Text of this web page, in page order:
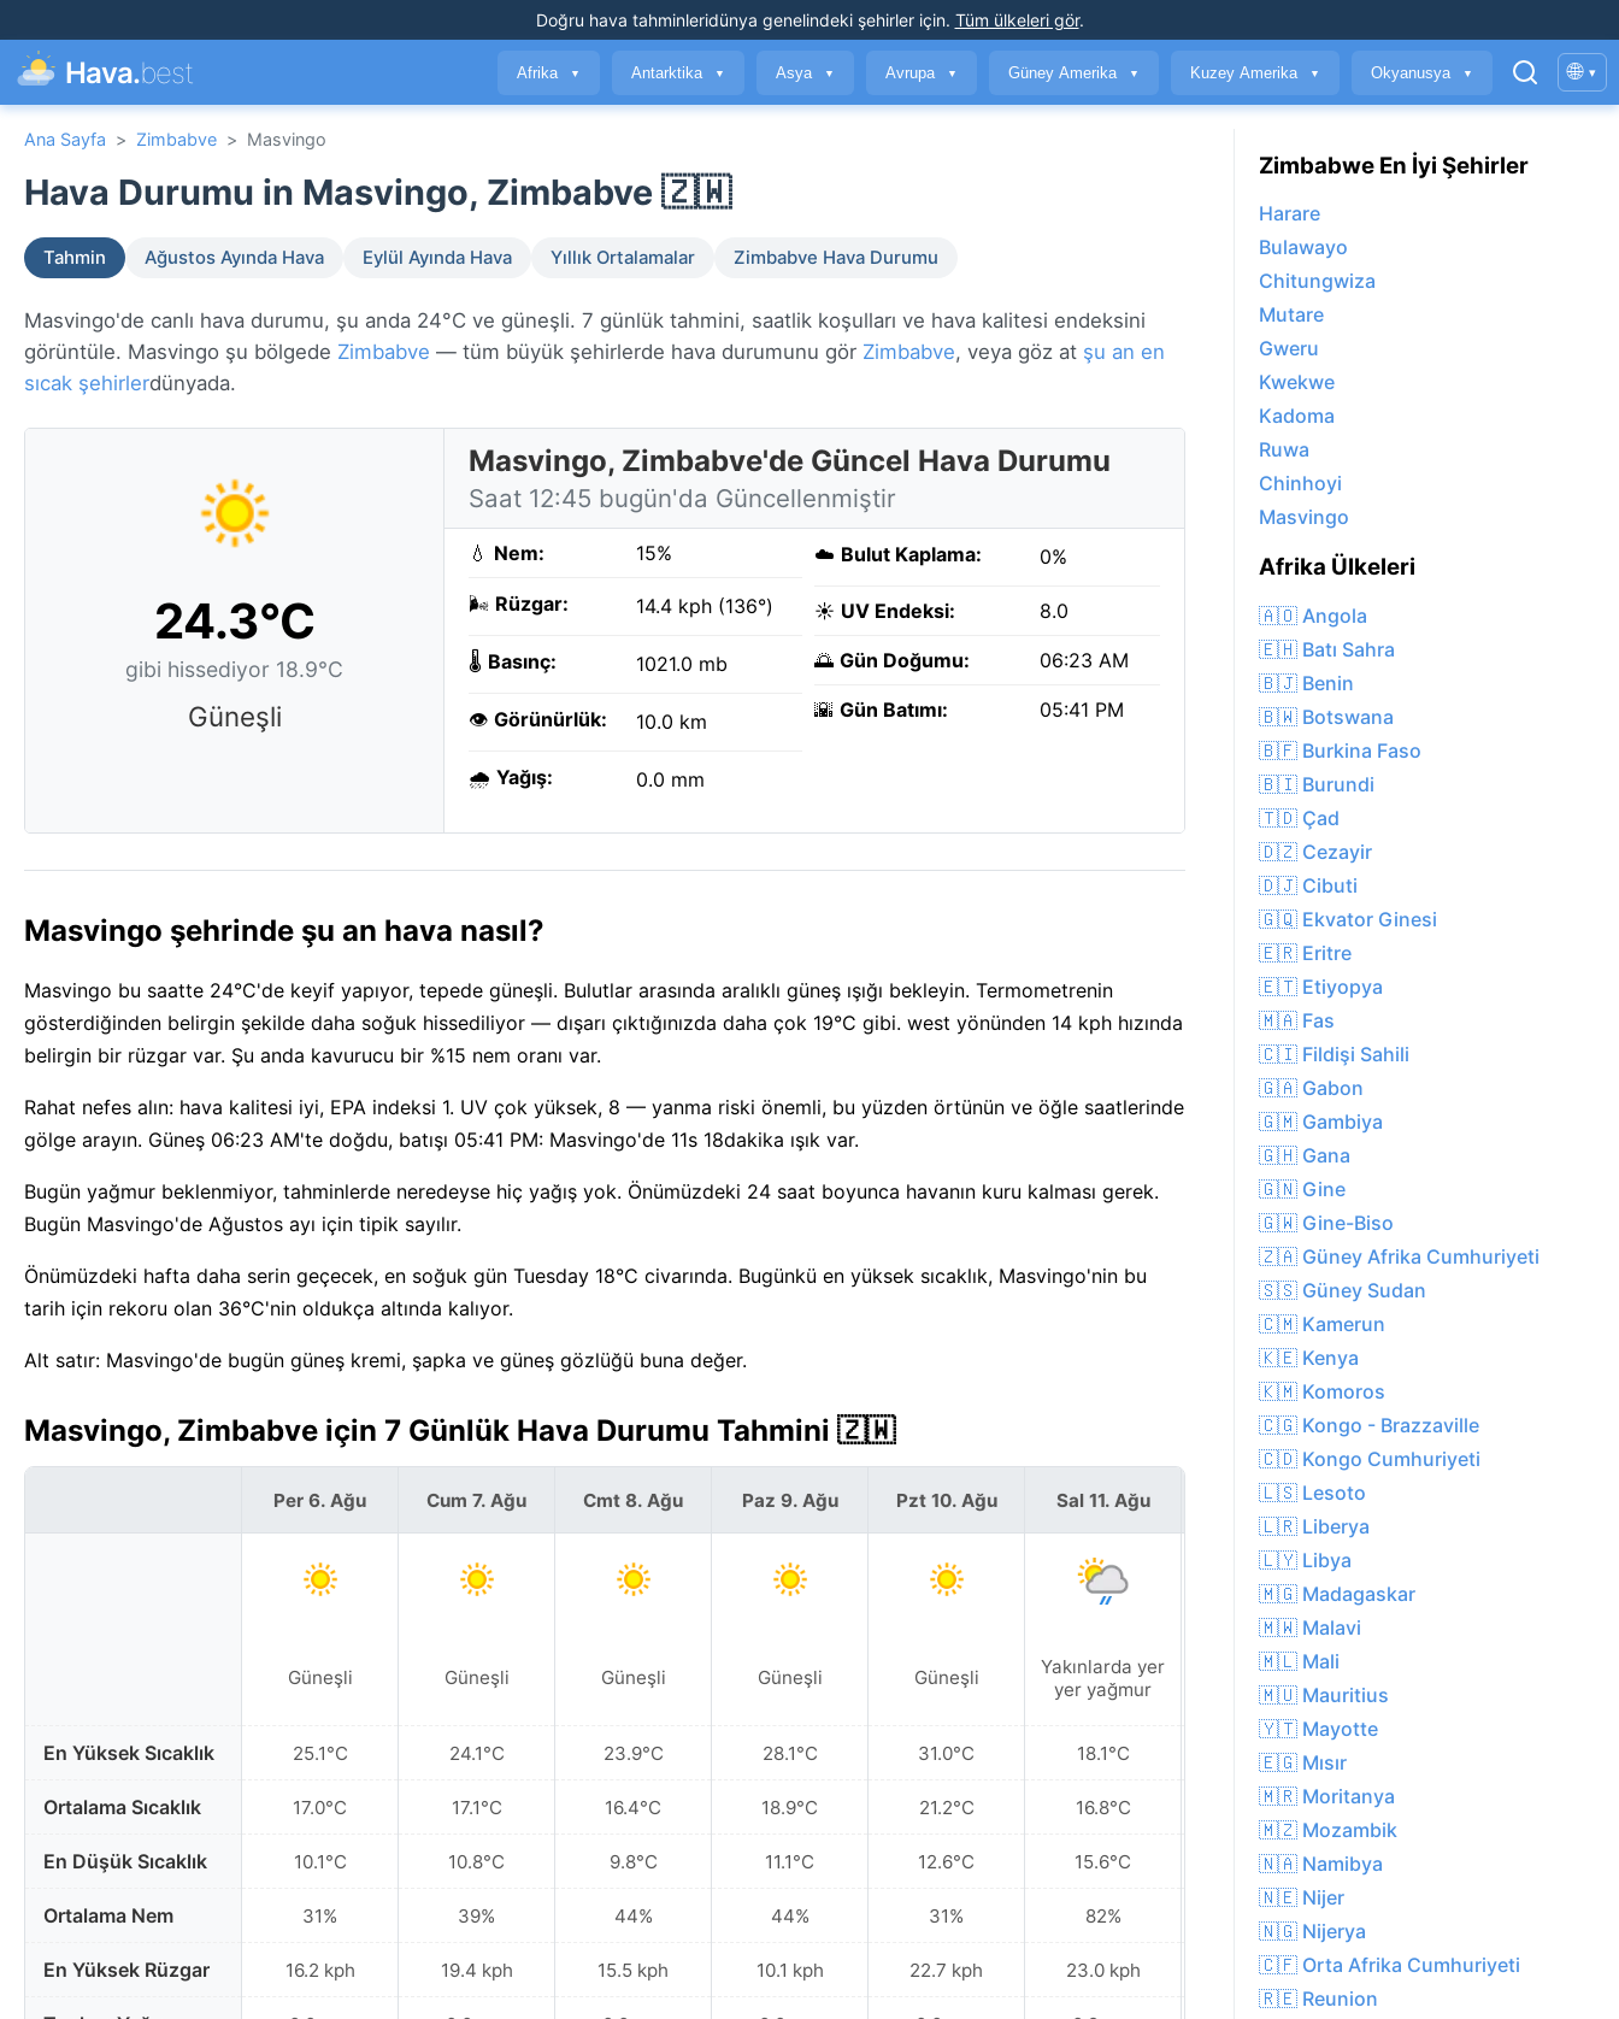
Doğru hava tahminleridünya genelindeki şehirler için. Tüm ülkeleri gör.
Hava.best Afrika ▼ Antarktika ▼ Asya ▼ Avrupa ▼ Güney Amerika ▼ Kuzey Amerika ▼ Okyanusya ▼ 🌐 ▾
Ana Sayfa > Zimbabve > Masvingo
Hava Durumu in Masvingo, Zimbabve 🇿🇼
Tahmin Ağustos Ayında Hava Eylül Ayında Hava Yıllık Ortalamalar Zimbabve Hava Durumu
Masvingo'de canlı hava durumu, şu anda 24°C ve güneşli. 7 günlük tahmini, saatlik koşulları ve hava kalitesi endeksini
görüntüle. Masvingo şu bölgede Zimbabve — tüm büyük şehirlerde hava durumunu gör Zimbabve, veya göz at şu an en
sıcak şehirlerdünyada.
24.3°C
gibi hissediyor 18.9°C
Güneşli
Masvingo, Zimbabve'de Güncel Hava Durumu
Saat 12:45 bugün'da Güncellenmiştir
💧 Nem: 15%
🌬️ Rüzgar: 14.4 kph (136°)
🌡️ Basınç: 1021.0 mb
👁️ Görünürlük: 10.0 km
🌧️ Yağış: 0.0 mm
☁️ Bulut Kaplama: 0%
☀️ UV Endeksi: 8.0
🌅 Gün Doğumu: 06:23 AM
🌇 Gün Batımı: 05:41 PM
Masvingo şehrinde şu an hava nasıl?
Masvingo bu saatte 24°C'de keyif yapıyor, tepede güneşli. Bulutlar arasında aralıklı güneş ışığı bekleyin. Termometrenin
gösterdiğinden belirgin şekilde daha soğuk hissediliyor — dışarı çıktığınızda daha çok 19°C gibi. west yönünden 14 kph hızında
belirgin bir rüzgar var. Şu anda kavurucu bir %15 nem oranı var.
Rahat nefes alın: hava kalitesi iyi, EPA indeksi 1. UV çok yüksek, 8 — yanma riski önemli, bu yüzden örtünün ve öğle saatlerinde
gölge arayın. Güneş 06:23 AM'te doğdu, batışı 05:41 PM: Masvingo'de 11s 18dakika ışık var.
Bugün yağmur beklenmiyor, tahminlerde neredeyse hiç yağış yok. Önümüzdeki 24 saat boyunca havanın kuru kalması gerek.
Bugün Masvingo'de Ağustos ayı için tipik sayılır.
Önümüzdeki hafta daha serin geçecek, en soğuk gün Tuesday 18°C civarında. Bugünkü en yüksek sıcaklık, Masvingo'nin bu
tarih için rekoru olan 36°C'nin oldukça altında kalıyor.
Alt satır: Masvingo'de bugün güneş kremi, şapka ve güneş gözlüğü buna değer.
Masvingo, Zimbabve için 7 Günlük Hava Durumu Tahmini 🇿🇼
En Yüksek Sıcaklık
Ortalama Sıcaklık
En Düşük Sıcaklık
Ortalama Nem
En Yüksek Rüzgar
Per 6. Ağu
Güneşli
25.1°C
17.0°C
10.1°C
31%
16.2 kph
Cum 7. Ağu
Güneşli
24.1°C
17.1°C
10.8°C
39%
19.4 kph
Cmt 8. Ağu
Güneşli
23.9°C
16.4°C
9.8°C
44%
15.5 kph
Paz 9. Ağu
Güneşli
28.1°C
18.9°C
11.1°C
44%
10.1 kph
Pzt 10. Ağu
Güneşli
31.0°C
21.2°C
12.6°C
31%
22.7 kph
Sal 11. Ağu
Yakınlarda yer
yer yağmur
18.1°C
16.8°C
15.6°C
82%
23.0 kph
Çar 12. Ağu
Yakınlarda yer
yer yağmur
21.5°C
16.0°C
13.4°C
24.5 kph
Zimbabwe En İyi Şehirler
Harare
Bulawayo
Chitungwiza
Mutare
Gweru
Kwekwe
Kadoma
Ruwa
Chinhoyi
Masvingo
Afrika Ülkeleri
🇦🇴 Angola
🇪🇭 Batı Sahra
🇧🇯 Benin
🇧🇼 Botswana
🇧🇫 Burkina Faso
🇧🇮 Burundi
🇹🇩 Çad
🇩🇿 Cezayir
🇩🇯 Cibuti
🇬🇶 Ekvator Ginesi
🇪🇷 Eritre
🇪🇹 Etiyopya
🇲🇦 Fas
🇨🇮 Fildişi Sahili
🇬🇦 Gabon
🇬🇲 Gambiya
🇬🇭 Gana
🇬🇳 Gine
🇬🇼 Gine-Biso
🇿🇦 Güney Afrika Cumhuriyeti
🇸🇸 Güney Sudan
🇨🇲 Kamerun
🇰🇪 Kenya
🇰🇲 Komoros
🇨🇬 Kongo - Brazzaville
🇨🇩 Kongo Cumhuriyeti
🇱🇸 Lesoto
🇱🇷 Liberya
🇱🇾 Libya
🇲🇬 Madagaskar
🇲🇼 Malavi
🇲🇱 Mali
🇲🇺 Mauritius
🇾🇹 Mayotte
🇪🇬 Mısır
🇲🇷 Moritanya
🇲🇿 Mozambik
🇳🇦 Namibya
🇳🇪 Nijer
🇳🇬 Nijerya
🇨🇫 Orta Afrika Cumhuriyeti
🇷🇪 Reunion